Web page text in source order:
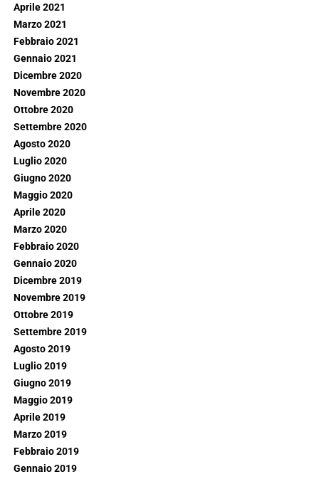
Aprile 2021
Marzo 2021
Febbraio 2021
Gennaio 2021
Dicembre 2020
Novembre 2020
Ottobre 2020
Settembre 2020
Agosto 2020
Luglio 2020
Giugno 2020
Maggio 2020
Aprile 2020
Marzo 2020
Febbraio 2020
Gennaio 2020
Dicembre 2019
Novembre 2019
Ottobre 2019
Settembre 2019
Agosto 2019
Luglio 2019
Giugno 2019
Maggio 2019
Aprile 2019
Marzo 2019
Febbraio 2019
Gennaio 2019